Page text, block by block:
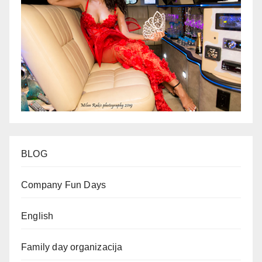
BLOG
Company Fun Days
English
Family day organizacija